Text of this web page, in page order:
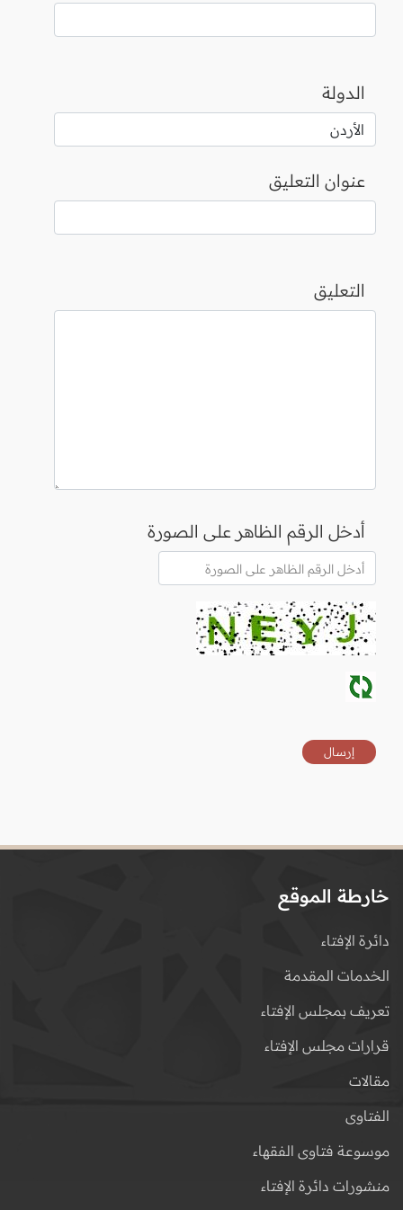
الدولة
عنوان التعليق
التعليق
أدخل الرقم الظاهر على الصورة
خارطة الموقع
دائرة الإفتاء
الخدمات المقدمة
تعريف بمجلس الإفتاء
قرارات مجلس الإفتاء
مقالات
الفتاوى
موسوعة فتاوى الفقهاء
منشورات دائرة الإفتاء